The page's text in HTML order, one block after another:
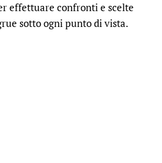
effettuare confronti e scelte
sotto ogni punto di vista.